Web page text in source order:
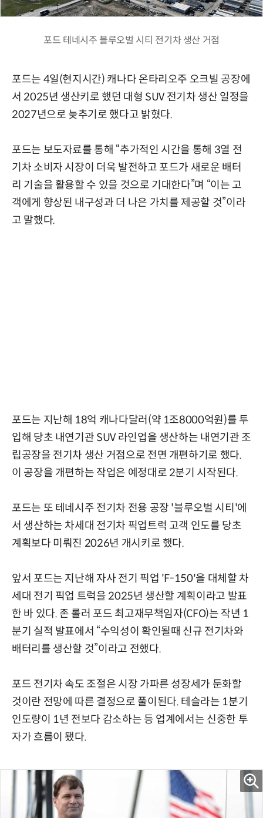
포드 테네시주 블루오벌 시티 전기차 생산 거점
포드는 4일(현지시간) 캐나다 온타리오주 오크빌 공장에
서 2025년 생산키로 했던 대형 SUV 전기차 생산 일정을
2027년으로 늦추기로 했다고 밝혔다.
포드는 보도자료를 통해 “추가적인 시간을 통해 3열 전
기차 소비자 시장이 더욱 발전하고 포드가 새로운 배터
리 기술을 활용할 수 있을 것으로 기대한다”며 “이는 고
객에게 향상된 내구성과 더 나은 가치를 제공할 것”이라
고 말했다.
포드는 지난해 18억 캐나다달러(약 1조8000억원)를 투
입해 당초 내연기관 SUV 라인업을 생산하는 내연기관 조
립공장을 전기차 생산 거점으로 전면 개편하기로 했다.
이 공장을 개편하는 작업은 예정대로 2분기 시작된다.
포드는 또 테네시주 전기차 전용 공장 '블루오벌 시티'에
서 생산하는 차세대 전기차 픽업트럭 고객 인도를 당초
계획보다 미뤄진 2026년 개시키로 했다.
앞서 포드는 지난해 자사 전기 픽업 'F-150'을 대체할 차
세대 전기 픽업 트럭을 2025년 생산할 계획이라고 발표
한 바 있다. 존 롤러 포드 최고재무책임자(CFO)는 작년 1
분기 실적 발표에서 “수익성이 확인될때 신규 전기차와
배터리를 생산할 것”이라고 전했다.
포드 전기차 속도 조절은 시장 가파른 성장세가 둔화할
것이란 전망에 따른 결정으로 풀이된다. 테슬라는 1분기
인도량이 1년 전보다 감소하는 등 업계에서는 신중한 투
자가 흐름이 됐다.